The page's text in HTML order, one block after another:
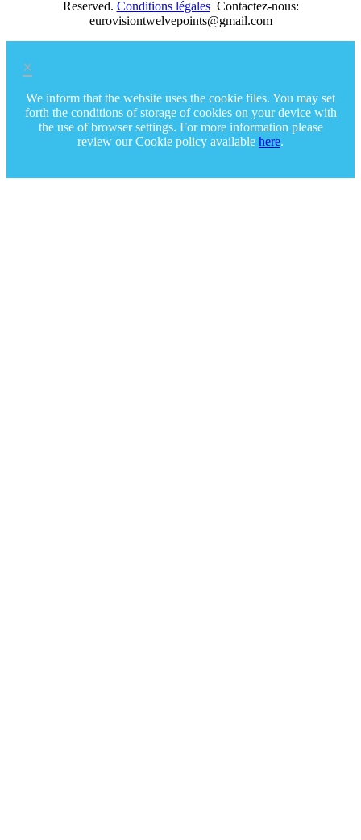
Reserved. Conditions légalesContactez-nous:
eurovisiontwelvepoints@gmail.com
×
We inform that the website uses the cookie files. You may set
forth the conditions of storage of cookies on your device with
the use of browser settings. For more information please
review our Cookie policy available here.